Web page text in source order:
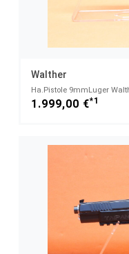
Walther
1.999,00 €*1